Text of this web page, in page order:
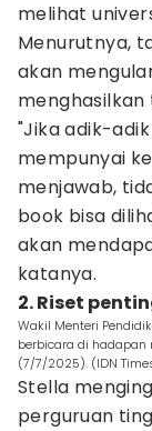
melihat
Menurutnya,
akan
"Jika adik-
mempunyai
menjawab,
book bisa
akan
katanya.
2. Riset
Wakil Menteri
berbicara di
(7/7/2025). (IDN
Stella
perguruan